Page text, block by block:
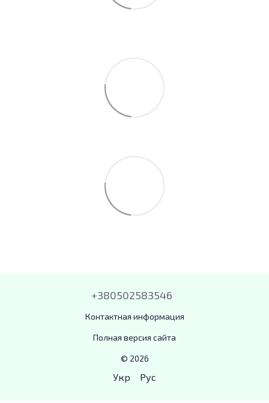
+380502583546
Контактная информация
Полная версия сайта
© 2026
Укр Рус